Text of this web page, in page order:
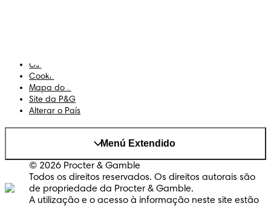
Os Meus Dados
Cookies
Mapa do Site
Site da P&G
Alterar o País
Menú Extendido
© 2026 Procter & Gamble
Todos os direitos reservados. Os direitos autorais são
de propriedade da Procter & Gamble.
A utilização e o acesso à informação neste site estão